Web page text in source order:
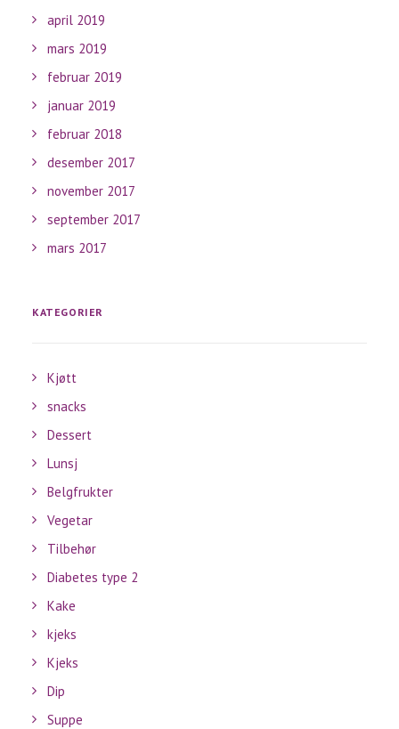
april 2019
mars 2019
februar 2019
januar 2019
februar 2018
desember 2017
november 2017
september 2017
mars 2017
KATEGORIER
Kjøtt
snacks
Dessert
Lunsj
Belgfrukter
Vegetar
Tilbehør
Diabetes type 2
Kake
kjeks
Kjeks
Dip
Suppe